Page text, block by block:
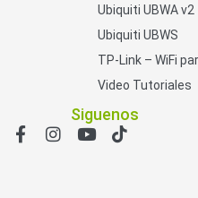
Ubiquiti UBWA v2
Ubiquiti UBWS
TP-Link – WiFi
Video Tutoriales
Siguenos